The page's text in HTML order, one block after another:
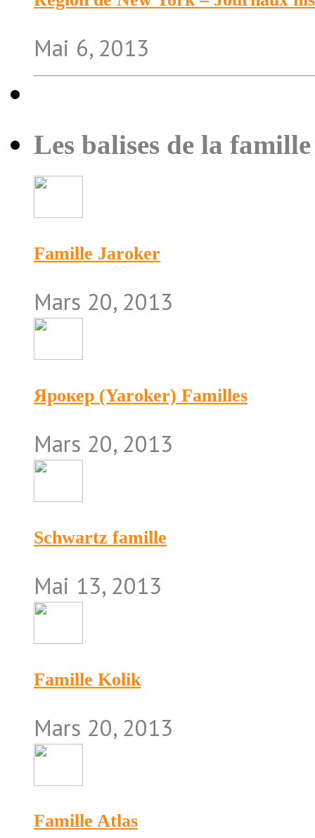
Mai 6, 2013
Les balises de la famille
Famille Jaroker
Mars 20, 2013
Ярокер (Yaroker) Familles
Mars 20, 2013
Schwartz famille
Mai 13, 2013
Famille Kolik
Mars 20, 2013
Famille Atlas